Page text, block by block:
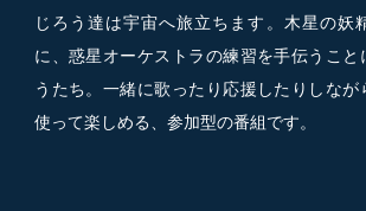
じろう達は宇宙へ旅立ちます。木星の妖
に、惑星オーケストラの練習を手伝うこと
うたち。一緒に歌ったり応援したりしなが
使って楽しめる、参加型の番組です。